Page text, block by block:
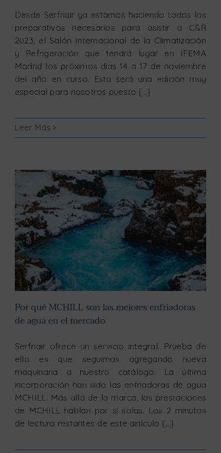
Desde Serfriair ya estamos haciendo todos los
preparativos necesarios para asistir a C&R
2023, el Salón Internacional de la Climatización
y Refrigeración que tendrá lugar en IFEMA
Madrid los próximos días 14 a 17 de noviembre
del año en curso. Esta será una edición muy
especial para nosotros puesto [...]
Leer Más
Por qué MCHILL son las mejores enfriadoras
de agua en el mercado
Serfriair ofrece un servicio integral. Prueba de
ello es que seguimos agregando nueva
maquinaria a nuestro catálogo. La última
incorporación han sido las enfriadoras de agua
MCHILL. Más allá de la marca, las prestaciones
de MCHILL hablan por sí solas. Los 2 minutos
de lectura restantes de este artículo [...]